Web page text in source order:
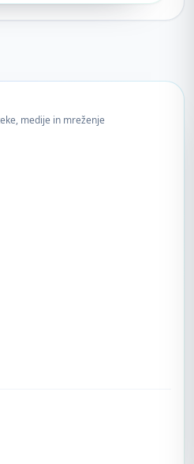
medije in mreženje